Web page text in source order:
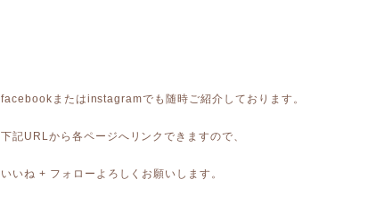
facebookまたはinstagramでも随時ご紹介しております。
下記URLから各ページへリンクできますので、
いいね + フォローよろしくお願いします。